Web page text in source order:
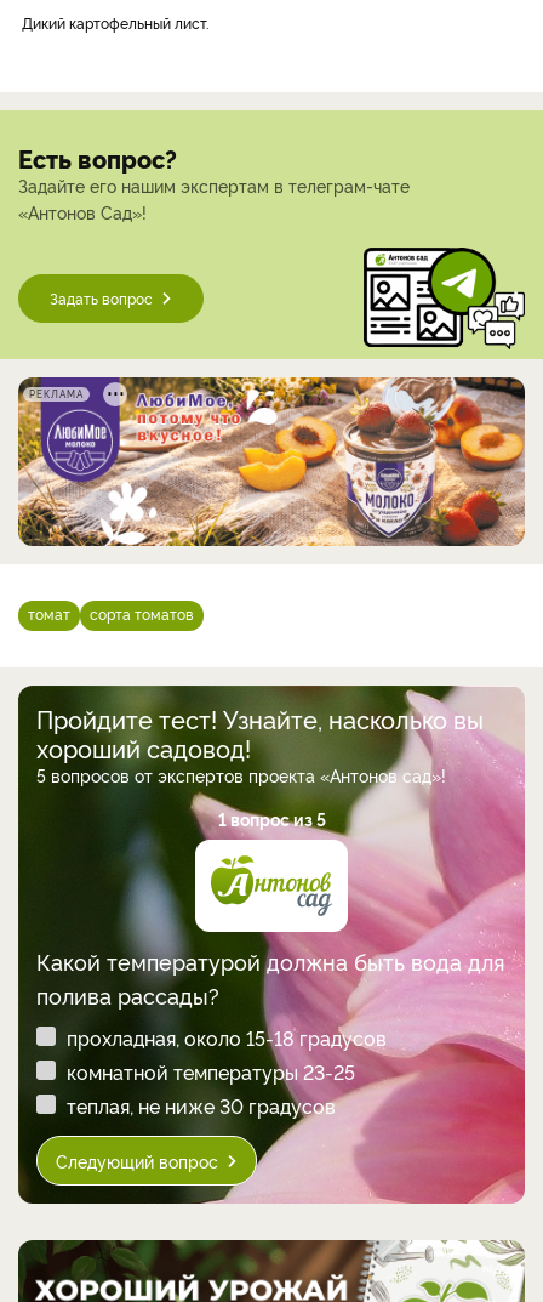
Дикий картофельный лист.
Есть вопрос?
Задайте его нашим экспертам в телеграм-чате
«Антонов Сад»!
Задать вопрос
РЕКЛАМА
томат сорта томатов
Пройдите тест! Узнайте, насколько вы
хороший садовод!
5 вопросов от экспертов проекта «Антонов сад»!
1 вопрос из 5
Какой температурой должна быть вода для
полива рассады?
прохладная, около 15-18 градусов
комнатной температуры 23-25
теплая, не ниже 30 градусов
Следующий вопрос